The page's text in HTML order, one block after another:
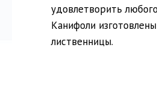
удовлетворить
Канифоли
лиственницы.